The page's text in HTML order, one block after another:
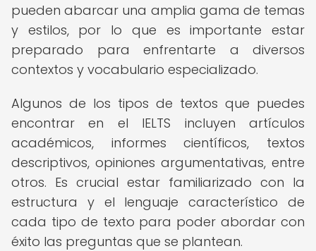
pueden abarcar una amplia gama de temas
y estilos, por lo que es importante estar
preparado para enfrentarte a diversos
contextos y vocabulario especializado.
Algunos de los tipos de textos que puedes
encontrar en el IELTS incluyen artículos
académicos, informes científicos, textos
descriptivos, opiniones argumentativas, entre
otros. Es crucial estar familiarizado con la
estructura y el lenguaje característico de
cada tipo de texto para poder abordar con
éxito las preguntas que se plantean.